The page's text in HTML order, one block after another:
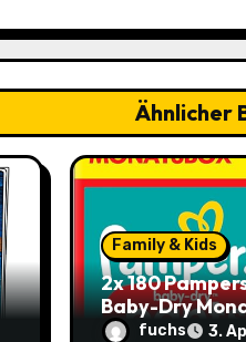
Ähnlicher
Family & Kids
2x 180
Baby-Dry
(Größe 4) –
fuchs 3.